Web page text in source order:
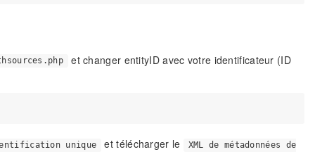
et changer entityID avec votre identificateur (ID
unique et télécharger le
XML de métadonnées de